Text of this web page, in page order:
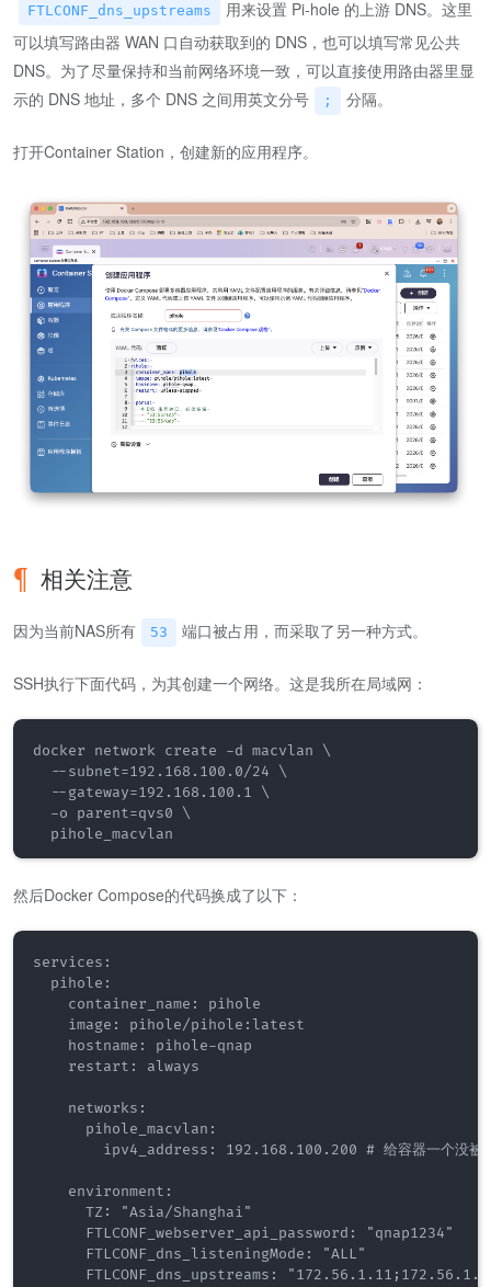
FTLCONF_dns_upstreams
用来设置 Pi-hole 的上游 DNS。这里
可以填写路由器 WAN 口自动获取到的 DNS，也可以填写常见公共
DNS。为了尽量保持和当前网络环境一致，可以直接使用路由器里显
示的 DNS 地址，多个 DNS 之间用英文分号
; 分隔。
打开Container Station，创建新的应用程序。
相关注意
因为当前NAS所有 53 端口被占用，而采取了另一种方式。
SSH执行下面代码，为其创建一个网络。这是我所在局域网：
docker network create -d macvlan \
  --subnet=192.168.100.0/24 \
  --gateway=192.168.100.1 \
  -o parent=qvs0 \
然后Docker Compose的代码换成了以下：
services:
  pihole:
    container_name: pihole
    image: pihole/pihole:latest
    hostname: pihole-qnap
    restart: always
    networks:
      pihole_macvlan:
ipv4_address: 192.168.100.200 # 给容器一个没被
    environment:
      TZ: "Asia/Shanghai"
      FTLCONF_webserver_api_password: "qnap1234"
      FTLCONF_dns_listeningMode: "ALL"
FTLCONF_dns_upstreams: